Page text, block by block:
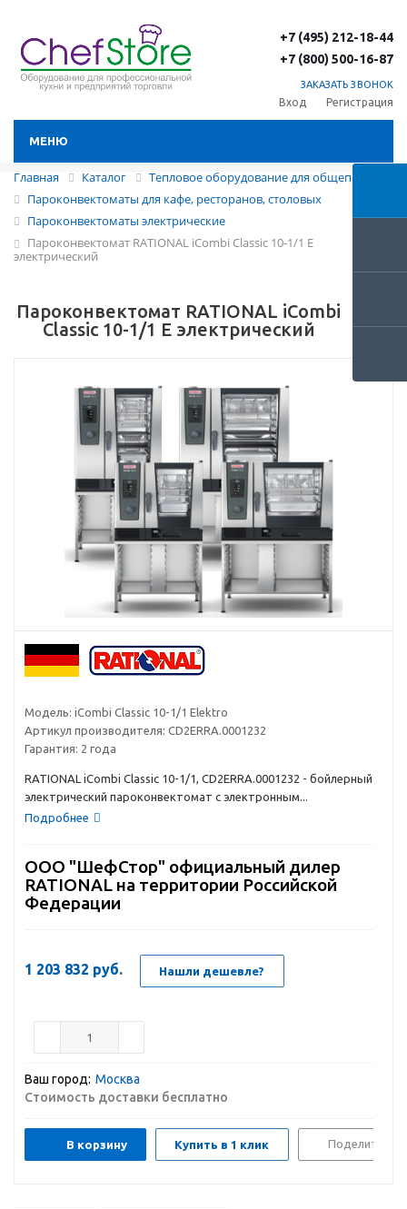
+7 (495) 212-18-44
+7 (800) 500-16-87
ЗАКАЗАТЬ ЗВОНОК
Вход Регистрация
МЕНЮ
Главная Каталог
Тепловое оборудование для общепита
Пароконвектоматы для кафе, ресторанов, столовых
Пароконвектоматы электрические
Пароконвектомат RATIONAL iCombi Classic 10-1/1 E
электрический
Пароконвектомат RATIONAL iCombi
Classic 10-1/1 E электрический
Модель: iCombi Classic 10-1/1 Elektro
Артикул производителя: CD2ERRA.0001232
Гарантия: 2 года
RATIONAL iCombi Classic 10-1/1, CD2ERRA.0001232 - бойлерный
электрический пароконвектомат с электронным...
Подробнее
ООО "ШефСтор" официальный дилер
RATIONAL на территории Российской
Федерации
1 203 832 руб. Нашли дешевле?
Ваш город: Москва
Стоимость доставки бесплатно
В корзину Купить в 1 клик Поделиться